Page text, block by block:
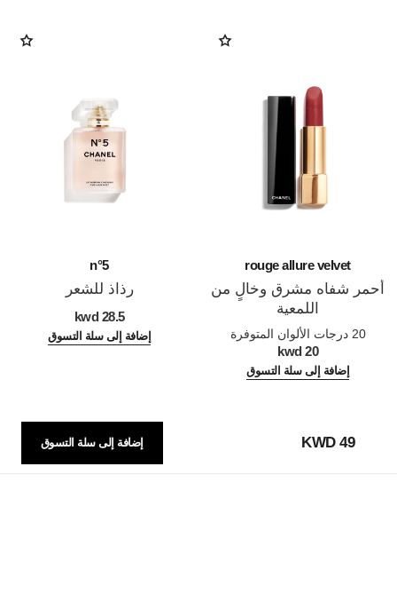
rouge allure velvet
أحمر شفاه مشرق وخالٍ من
اللمعية
المرجع 162580
20 درجات الألوان المتوفرة
20 kwd
إضافة إلى سلة التسوق
n°5
رذاذ للشعر
28.5 kwd
إضافة إلى سلة التسوق
49 KWD إضافة إلى سلة التسوق